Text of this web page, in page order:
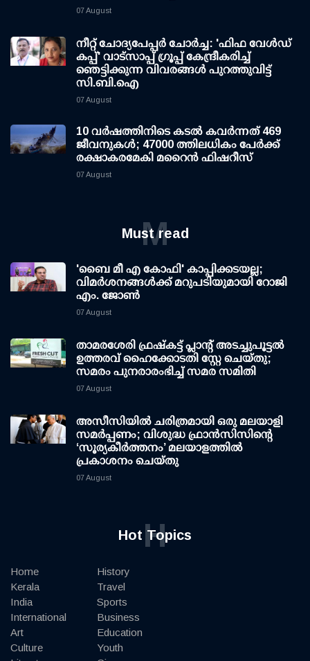
07 August
നീറ്റ് ചോദ്യപേപ്പര്‍ ചോര്‍ച്ച: 'ഫിഫ വേള്‍ഡ്
കപ്പ്' വാട്സാപ്പ് ഗ്രൂപ്പ് കേന്ദ്രീകരിച്ച്
ഞെട്ടിക്കുന്ന വിവരങ്ങള്‍ പുറത്തുവിട്ട്
സി.ബി.ഐ
07 August
10 വര്‍ഷത്തിനിടെ കടല്‍ കവര്‍ന്നത് 469
ജീവനുകള്‍; 47000 ത്തിലധികം പേര്‍ക്ക്
രക്ഷാകരമേകി മറൈന്‍ ഫിഷറീസ്
07 August
Must read
M
'ബൈ മീ എ കോഫി' കാപ്പിക്കടയല്ല;
വിമര്‍ശനങ്ങള്‍ക്ക് മറുപടിയുമായി റോജി
എം. ജോണ്‍
07 August
താമരശേരി ഫ്രഷ്കട്ട് പ്ലാന്റ് അടച്ചുപൂട്ടൽ
ഉത്തരവ് ഹൈക്കോടതി സ്റ്റേ ചെയ്തു;
സമരം പുനരാരംഭിച്ച് സമര സമിതി
07 August
അസീസിയിൽ ചരിത്രമായി ഒരു മലയാളി
സമർപ്പണം; വിശുദ്ധ ഫ്രാൻസിസിന്റെ
‘സൂര്യകീർത്തനം’ മലയാളത്തിൽ
പ്രകാശനം ചെയ്തു
07 August
Hot Topics
H
Home
Kerala
India
International
Art
Culture
History
Travel
Sports
Business
Education
Youth